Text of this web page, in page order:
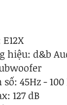
hiệu: d&b
45Hz - 100
127 dB